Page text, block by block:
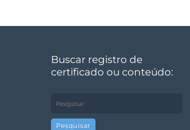
Buscar registro de
certificado ou conteúdo: